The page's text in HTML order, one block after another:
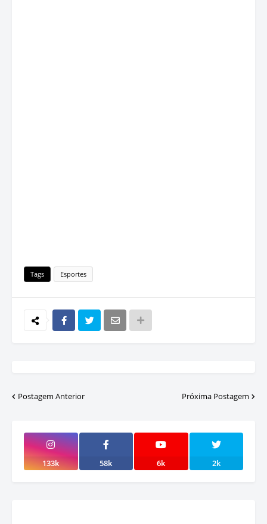
Tags Esportes
Postagem Anterior Próxima Postagem
133k 58k 6k 2k